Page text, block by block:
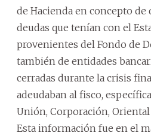
de Hacienda en concepto de
deudas que tenían con el
provenientes del Fondo de
también de entidades
cerradas durante la crisis
adeudaban al fisco,
Unión, Corporación, Oriental
Esta información fue en el